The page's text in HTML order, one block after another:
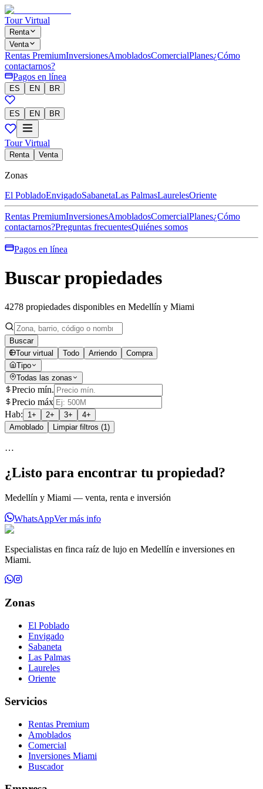
Tour Virtual
Renta
Venta
Rentas PremiumInversionesAmobladosComercialPlanes¿Cómo
contactarnos?
Pagos en línea
ES EN BR
ES EN BR
Tour Virtual
Renta Venta
Zonas
El PobladoEnvigadoSabanetaLas PalmasLaurelesOriente
Rentas PremiumInversionesAmobladosComercialPlanes¿Cómo
contactarnos?Preguntas frecuentesQuiénes somos
Pagos en línea
Buscar propiedades
4278 propiedades disponibles en Medellín y Miami
Buscar
Tour virtual
Todo Arriendo
Compra
Tipo
Todas las zonas
Precio mín.
Precio máx
Hab:
1 + 2+ 3+ 4+
Amoblado
Limpiar filtros (1 )
…
¿Listo para encontrar tu propiedad?
Medellín y Miami — venta, renta e inversión
WhatsAppVer más info
Especialistas en finca raíz de lujo en Medellín e inversiones en
Miami.
Zonas
El Poblado
Envigado
Sabaneta
Las Palmas
Laureles
Oriente
Servicios
Rentas Premium
Amoblados
Comercial
Inversiones Miami
Buscador